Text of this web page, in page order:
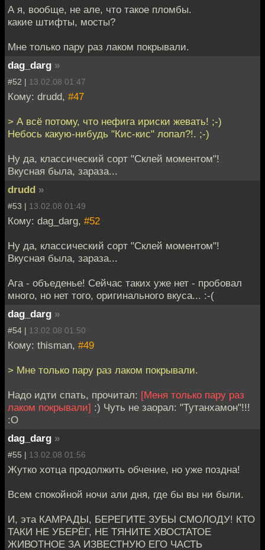
А я, вообще, не але, что такое пломбы.
какие штифты, мосты?
Мне только пару раз лаком покрывали.
dag_darg »
#52 | 13.02.08 01:47
Кому: drudd, #47
> А всё потому, что нефига ириски жевать! ;-)
Небось какую-нибудь "Кис-кис" лопал?!. ;-)
Ну да, классический сорт "Склей моментом"!
Вкусная была, зараза...
drudd »
#53 | 13.02.08 01:49
Кому: dag_darg, #52
Ну да, классический сорт "Склей моментом"!
Вкусная была, зараза...
Ага - объеденье! Сейчас таких уже нет - пробовал
много, но нет того, оригинального вкуса... :-(
dag_darg »
#54 | 13.02.08 01:50
Кому: thisman, #49
> Мне только пару раз лаком покрывали.
Надо идти спать, прочитал: [Меня только пару раз
лаком покрывали] :) Чуть не заорал: "Тутанхамон"!!!
:О
dag_darg »
#55 | 13.02.08 01:56
Жутко хотца продолжить обчение, но уже поздна!
Всем спокойной ночи али дня, где бы вы ни были.
И, эта КАМРАДЫ, БЕРЕГИТЕ ЗУБЫ СМОЛОДУ! КТО
ТАКИ НЕ УБЕРЁГ, НЕ ТЯНИТЕ ХВОСТАТОЕ
ЖИВОТНОЕ ЗА ИЗВЕСТНУЮ ЕГО ЧАСТЬ